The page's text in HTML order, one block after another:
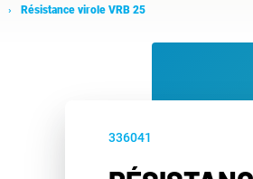
Résistance virole VRB 25
336041